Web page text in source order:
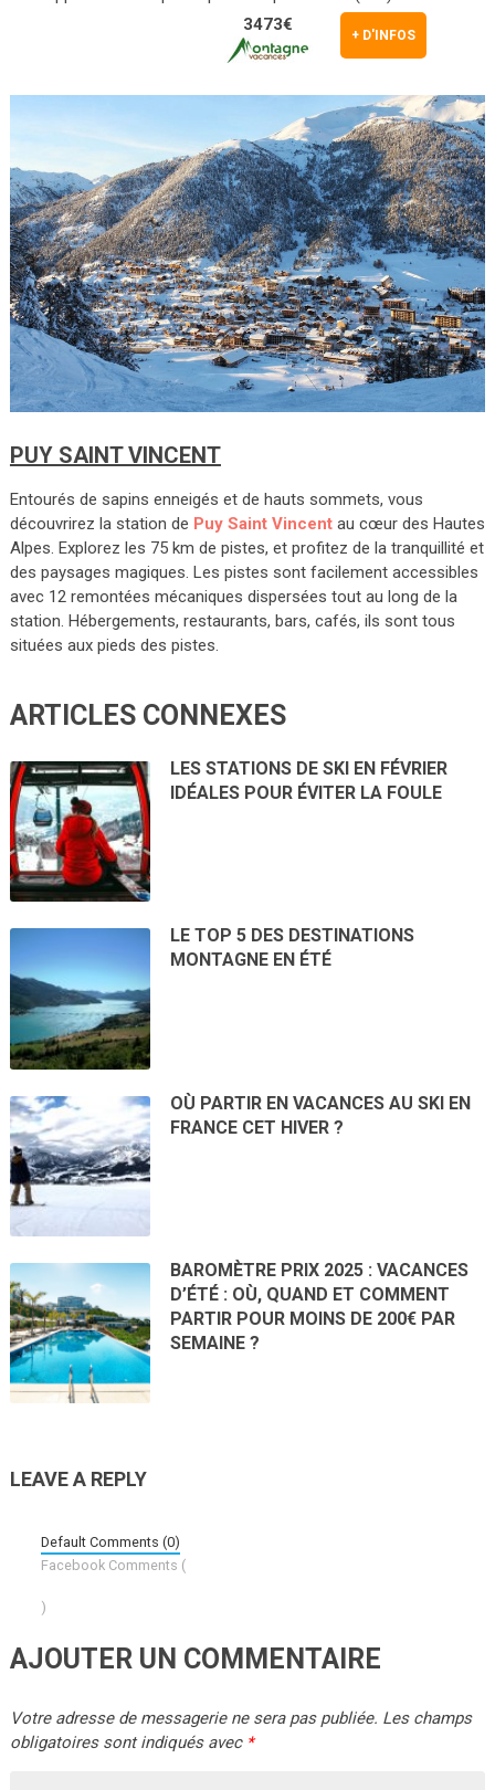
+ D'INFOS
3473€
PUY SAINT VINCENT
Entourés de sapins enneigés et de hauts sommets, vous
découvrirez la station de Puy Saint Vincentau cœur des Hautes
Alpes. Explorez les 75 km de pistes, et profitez de la tranquillité et
des paysages magiques. Les pistes sont facilement accessibles
avec 12 remontées mécaniques dispersées tout au long de la
station. Hébergements, restaurants, bars, cafés, ils sont tous
situées aux pieds des pistes.
ARTICLES CONNEXES
LES STATIONS DE SKI EN FÉVRIER
IDÉALES POUR ÉVITER LA FOULE
LE TOP 5 DES DESTINATIONS
MONTAGNE EN ÉTÉ
OÙ PARTIR EN VACANCES AU SKI EN
FRANCE CET HIVER ?
BAROMÈTRE PRIX 2025 : VACANCES
D’ÉTÉ : OÙ, QUAND ET COMMENT
PARTIR POUR MOINS DE 200€ PAR
SEMAINE ?
LEAVE A REPLY
Default Comments (0)
Facebook Comments (
)
AJOUTER UN COMMENTAIRE
Votre adresse de messagerie ne sera pas publiée. Les champs
obligatoires sont indiqués avec *